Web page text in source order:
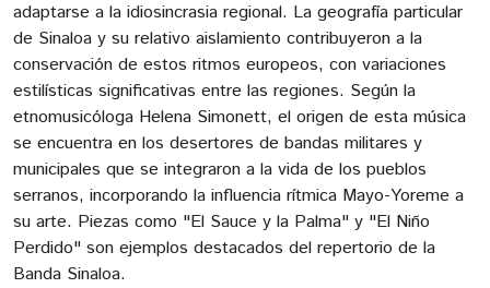
adaptarse a la idiosincrasia regional. La geografía particular
de Sinaloa y su relativo aislamiento contribuyeron a la
conservación de estos ritmos europeos, con variaciones
estilísticas significativas entre las regiones. Según la
etnomusicóloga Helena Simonett, el origen de esta música
se encuentra en los desertores de bandas militares y
municipales que se integraron a la vida de los pueblos
serranos, incorporando la influencia rítmica Mayo-Yoreme a
su arte. Piezas como "El Sauce y la Palma" y "El Niño
Perdido" son ejemplos destacados del repertorio de la
Banda Sinaloa.